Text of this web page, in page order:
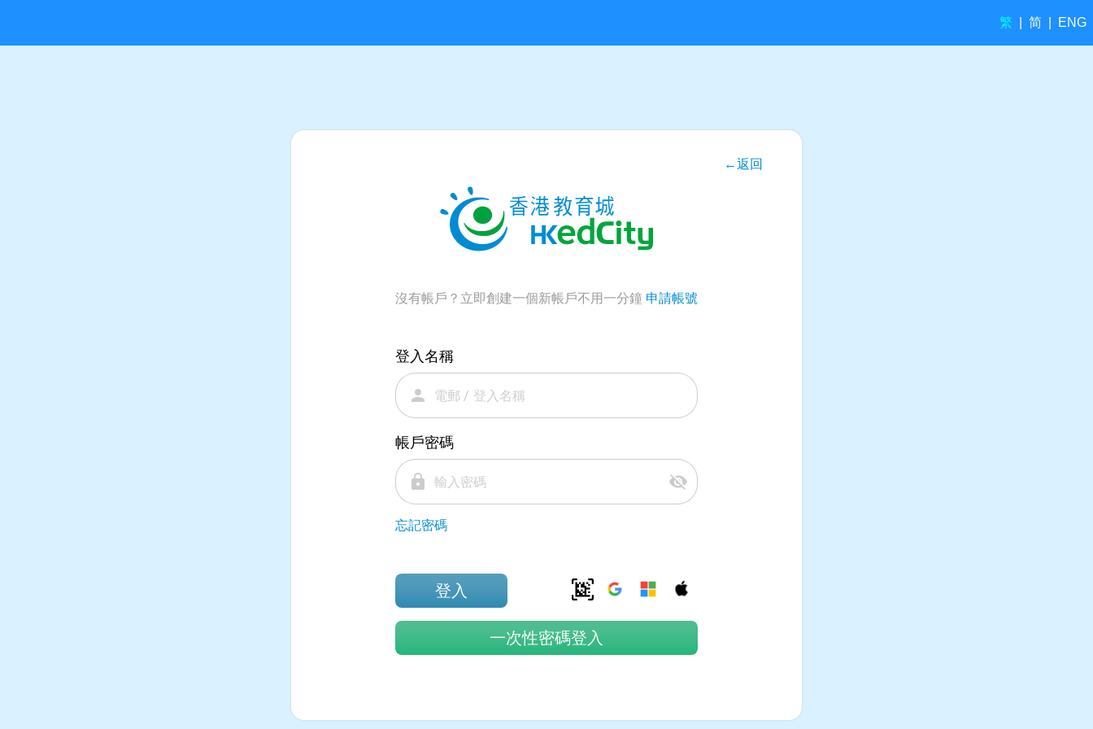
繁 简 ENG
←返回
沒有帳戶？立即創建一個新帳戶不用一分鐘 申請帳號
登入名稱
person
帳戶密碼
lock visibility_off
忘記密碼